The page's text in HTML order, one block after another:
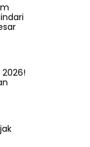
2026!